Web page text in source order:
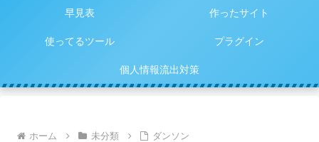
早見表 作ったサイト
使ってるツール プラグイン
個人情報流出対策
ホーム 未分類 ダンソン